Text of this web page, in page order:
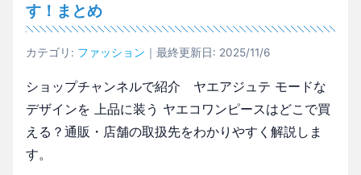
す！まとめ
カテゴリ: ファッション ｜最終更新日: 2025/11/6
ショップチャンネルで紹介 ヤエアジュテ モードな
デザインを 上品に装う ヤエコワンピースはどこで買
える？通販・店舗の取扱先をわかりやすく解説しま
す。